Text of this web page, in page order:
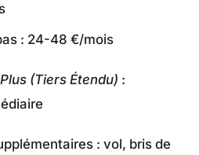
: 24-48 €/mois
(Tiers Étendu) :
: vol, bris de